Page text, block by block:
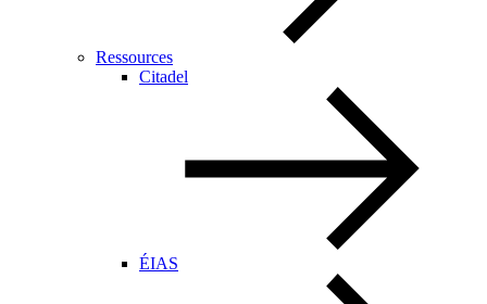
Ressources
Citadel
ÉIAS